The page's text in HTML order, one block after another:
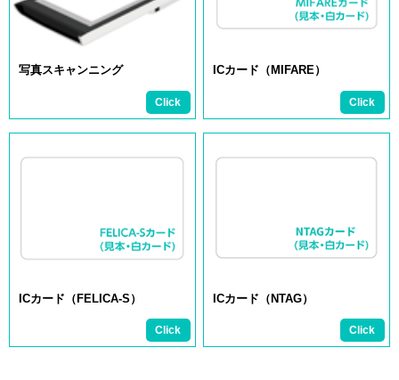
写真スキャンニング ICカード（MIFARE）
ICカード（FELICA-S） ICカード（NTAG）